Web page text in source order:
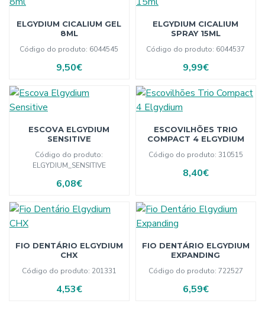
Código do produto: 6044545
ELGYDIUM CICALIUM GEL
8ML
9,50€
Código do produto: 6044537
ELGYDIUM CICALIUM
SPRAY 15ML
9,99€
Código do produto:
ELGYDIUM_SENSITIVE
ESCOVA ELGYDIUM
SENSITIVE
6,08€
Código do produto: 310515
ESCOVILHÕES TRIO
COMPACT 4 ELGYDIUM
8,40€
Código do produto: 201331
FIO DENTÁRIO ELGYDIUM
CHX
4,53€
Código do produto: 722527
FIO DENTÁRIO ELGYDIUM
EXPANDING
6,59€